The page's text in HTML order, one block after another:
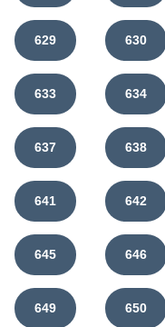
629 630
633 634
637 638
641 642
645 646
649 650